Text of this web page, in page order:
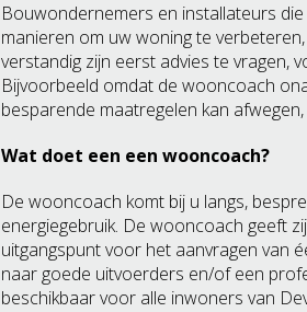
Bouwondernemers en installateurs
manieren om uw woning te
verstandig zijn eerst advies te vragen,
Bijvoorbeeld omdat de wooncoach
besparende maatregelen kan
Wat doet een een wooncoach?
De wooncoach komt bij u langs,
energiegebruik. De wooncoach geeft
uitgangspunt voor het aanvragen van
naar goede uitvoerders en/of een
beschikbaar voor alle inwoners van